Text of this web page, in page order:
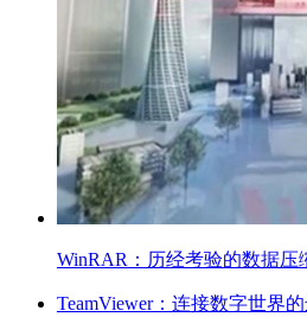
WinRAR：历经考验的数据压
TeamViewer：连接数字世界